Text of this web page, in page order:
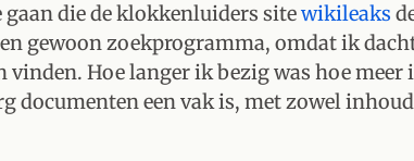
die de klokkenluiders sitewikileaks
gewoon zoekprogramma, omdat ik
vinden. Hoe langer ik bezig was hoe meer
documenten een vak is, met zowel